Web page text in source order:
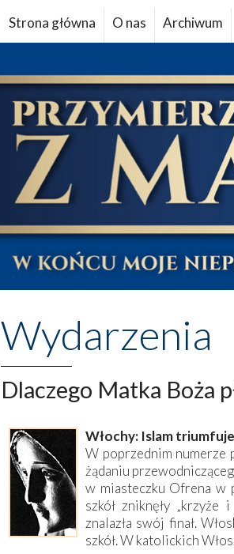
Strona główna O nas Archiwum
Wydarzenia
Dlaczego Matka Boża
Włochy: Islam triumfuje
W poprzednim numerze
żądaniu
w miasteczku Ofrena w
szkół zniknęły
znalazła swój finał.
szkół. W katolickich